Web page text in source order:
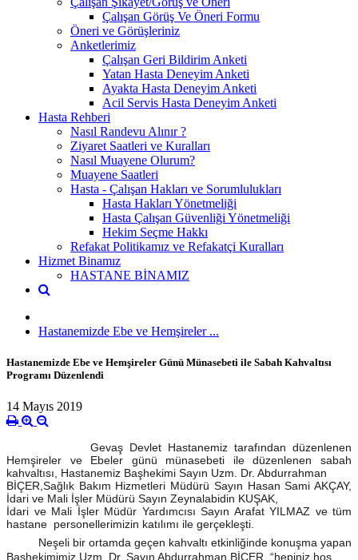
Çalışan Görüş Ve Öneri Formu
Öneri ve Görüşleriniz
Anketlerimiz
Çalışan Geri Bildirim Anketi
Yatan Hasta Deneyim Anketi
Ayakta Hasta Deneyim Anketi
Acil Servis Hasta Deneyim Anketi
Hasta Rehberi
Nasıl Randevu Alınır ?
Ziyaret Saatleri ve Kuralları
Nasıl Muayene Olurum?
Muayene Saatleri
Hasta - Çalışan Hakları ve Sorumlulukları
Hasta Hakları Yönetmeliği
Hasta Çalışan Güvenliği Yönetmeliği
Hekim Seçme Hakkı
Refakat Politikamız ve Refakatçi Kuralları
Hizmet Binamız
HASTANE BİNAMIZ
Hastanemizde Ebe ve Hemşireler ...
Hastanemizde Ebe ve Hemşireler Günü Münasebeti ile Sabah Kahvaltısı
Programı Düzenlendi
14 Mayıs 2019
Gevaş Devlet Hastanemiz tarafından düzenlenen
Hemşireler ve Ebeler günü münasebeti ile düzenlenen sabah
kahvaltısı, Hastanemiz Başhekimi Sayın Uzm. Dr. Abdurrahman
BİÇER, Sağlık Bakım Hizmetleri Müdürü Sayın Hasan Sami AKÇAY,
İdari ve Mali İşler Müdürü Sayın Zeynalabidin KUŞAK,
İdari ve Mali İşler Müdür Yardımcısı Sayın Arafat YILMAZ ve tüm
hastane personellerimizin katılımı ile gerçekleşti.
Neşeli bir ortamda geçen kahvaltı etkinliğinde konuşma yapan
Başhekimimiz Uzm. Dr. Sayın Abdurrahman BİÇER, “hepiniz hoş